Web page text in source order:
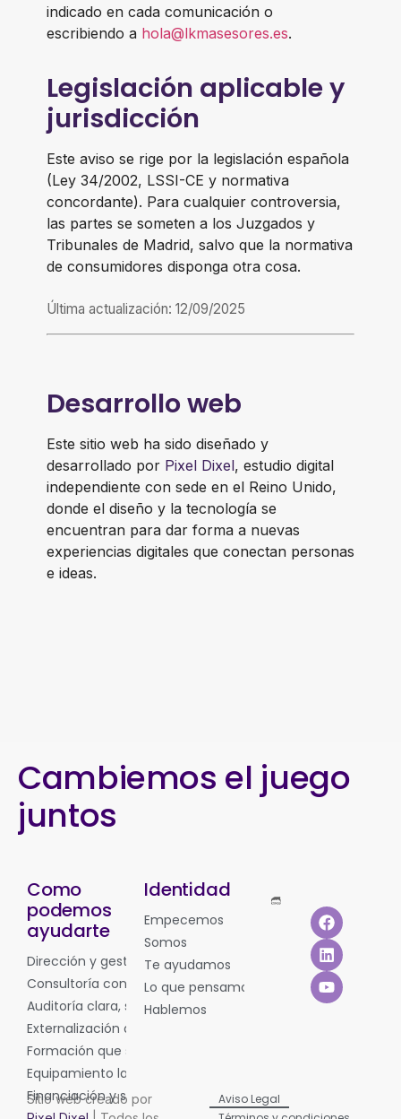
indicado en cada comunicación o
escribiendo a hola@lkmasesores.es.
Legislación aplicable y
jurisdicción
Este aviso se rige por la legislación española
(Ley 34/2002, LSSI-CE y normativa
concordante). Para cualquier controversia,
las partes se someten a los Juzgados y
Tribunales de Madrid, salvo que la normativa
de consumidores disponga otra cosa.
Última actualización: 12/09/2025
Desarrollo web
Este sitio web ha sido diseñado y
desarrollado por Pixel Dixel, estudio digital
independiente con sede en el Reino Unido,
donde el diseño y la tecnología se
encuentran para dar forma a nuevas
experiencias digitales que conectan personas
e ideas.
Cambiemos el juego
juntos
Como
podemos
ayudarte
Dirección y gestión de tu negocio
Consultoría con foco en resultados
Auditoría clara, sin tecnicismos
Externalización de procesos (Outsourcing)
Formación que sí transforma
Equipamiento laboral (EPIs y ropa técnica)
Financiación y soluciones hipotecarias
Identidad
Empecemos
Somos
Te ayudamos
Lo que pensamos
Hablemos
Aviso Legal
Sitio web creado por